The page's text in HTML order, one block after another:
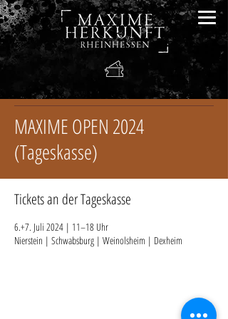
MAXIME OPEN 2024
(Tageskasse)
Tickets an der Tageskasse
6.+7. Juli 2024 | 11–18 Uhr
Nierstein | Schwabsburg | Weinolsheim | Dexheim